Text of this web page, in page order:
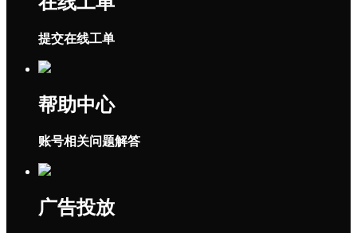
提交在线工单
帮助中心
账号相关问题解答
广告投放